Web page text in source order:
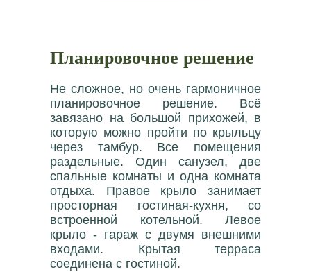
Планировочное решение
Не сложное, но очень гармоничное
планировочное решение. Всё
завязано на большой прихожей, в
которую можно пройти по крыльцу
через тамбур. Все помещения
раздельные. Один санузел, две
спальные комнаты и одна комната
отдыха. Правое крыло занимает
просторная гостиная-кухня, со
встроенной котельной. Левое
крыло - гараж с двумя внешними
входами. Крытая терраса
соединена с гостиной.